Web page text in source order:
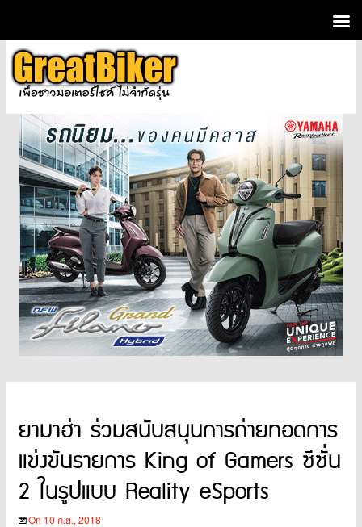
ยามาฮ่า ร่วมสนับสนุนการถ่ายทอดการ
แข่งขันรายการ King of Gamers ซีซั่น
2 ในรูปแบบ Reality eSports
On 10 ก.ย., 2018